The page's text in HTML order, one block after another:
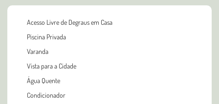
Acesso Livre de Degraus em Casa
Piscina Privada
Varanda
Vista para a Cidade
Água Quente
Condicionador